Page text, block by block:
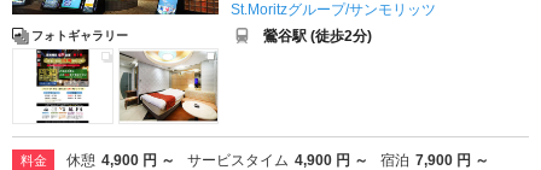
フォトギャラリー
St.Moritzグループ/サンモリッツ
鶯谷駅 (徒歩2分)
料金 休憩 4,900 円 ～ サービスタイム 4,900 円 ～ 宿泊 7,900 円 ～